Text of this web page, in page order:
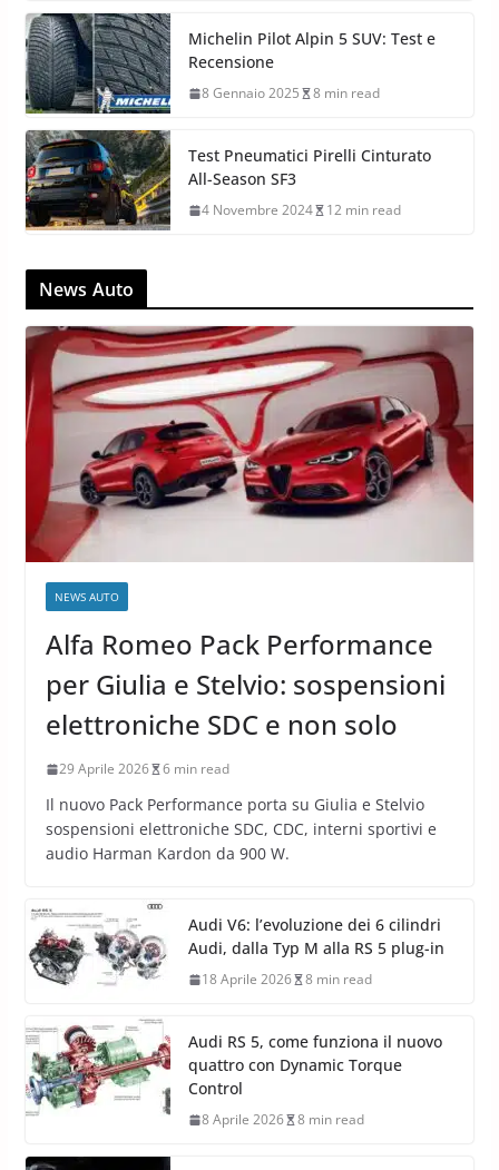
Michelin Pilot Alpin 5 SUV: Test e
Recensione
8 Gennaio 2025 8 min read
Test Pneumatici Pirelli Cinturato
All-Season SF3
4 Novembre 2024 12 min read
News Auto
NEWS AUTO
Alfa Romeo Pack Performance
per Giulia e Stelvio: sospensioni
elettroniche SDC e non solo
29 Aprile 2026 6 min read
Il nuovo Pack Performance porta su Giulia e Stelvio
sospensioni elettroniche SDC, CDC, interni sportivi e
audio Harman Kardon da 900 W.
Audi V6: l’evoluzione dei 6 cilindri
Audi, dalla Typ M alla RS 5 plug-in
18 Aprile 2026 8 min read
Audi RS 5, come funziona il nuovo
quattro con Dynamic Torque
Control
8 Aprile 2026 8 min read